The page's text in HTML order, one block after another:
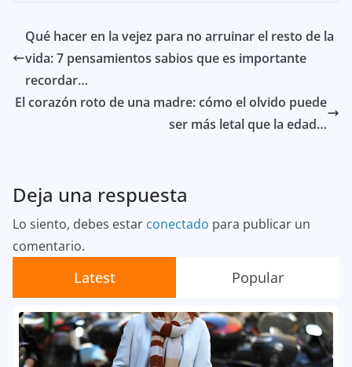
Qué hacer en la vejez para no arruinar el resto de la
vida: 7 pensamientos sabios que es importante
recordar…
El corazón roto de una madre: cómo el olvido puede
ser más letal que la edad…
Deja una respuesta
Lo siento, debes estar conectado para publicar un
comentario.
Latest Popular